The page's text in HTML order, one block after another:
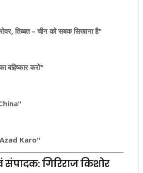
तिब्बत – चीन को सबक सिखाना है"
बहिष्कार करो"
Karo"
गिरिराज किशोर